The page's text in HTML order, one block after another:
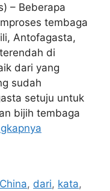
– Beberapa
tembaga
Antofagasta,
di
dari yang
sudah
setuju untuk
bijih tembaga
China, dari, kata,